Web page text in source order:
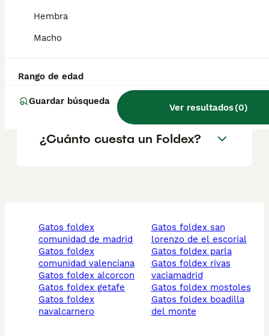
Hembra
Macho
Rango de edad
Guardar búsqueda
Ver resultados(0)
¿Son sanos los gatos
Foldex?
¿Qué características tiene la
raza de gato Foldex?
¿Cuánto cuesta un Foldex?
gatos foldex
comunidad de madrid
gatos foldex
comunidad valenciana
gatos foldex alcorcon
gatos foldex getafe
gatos foldex
navalcarnero
gatos foldex san
lorenzo de el escorial
gatos foldex parla
gatos foldex rivas
vaciamadrid
gatos foldex mostoles
gatos foldex boadilla
del monte